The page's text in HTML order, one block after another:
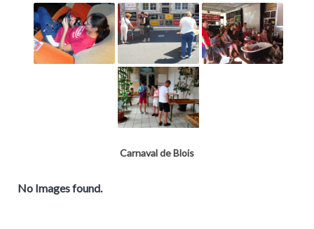
Carnaval de Blois
No Images found.